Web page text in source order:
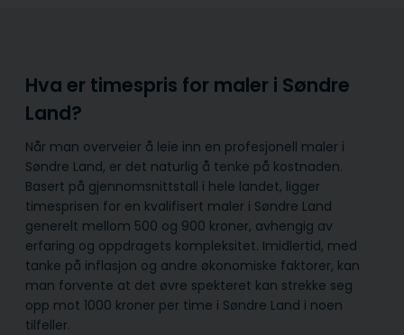
Hva er timespris for maler i Søndre
Land?
Når man overveier å leie inn en profesjonell maler i
Søndre Land, er det naturlig å tenke på kostnaden.
Basert på gjennomsnittstall i hele landet, ligger
timesprisen for en kvalifisert maler i Søndre Land
generelt mellom 500 og 900 kroner, avhengig av
erfaring og oppdragets kompleksitet. Imidlertid, med
tanke på inflasjon og andre økonomiske faktorer, kan
man forvente at det øvre spekteret kan strekke seg
opp mot 1000 kroner per time i Søndre Land i noen
tilfeller.